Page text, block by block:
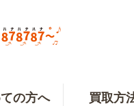
の方へ 買取方